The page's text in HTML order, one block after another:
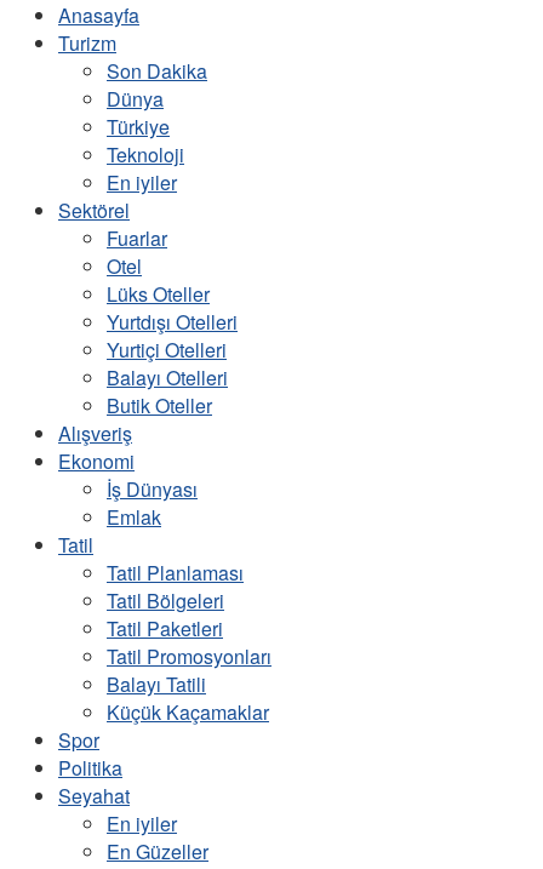
Anasayfa
Turizm
Son Dakika
Dünya
Türkiye
Teknoloji
En iyiler
Sektörel
Fuarlar
Otel
Lüks Oteller
Yurtdışı Otelleri
Yurtiçi Otelleri
Balayı Otelleri
Butik Oteller
Alışveriş
Ekonomi
İş Dünyası
Emlak
Tatil
Tatil Planlaması
Tatil Bölgeleri
Tatil Paketleri
Tatil Promosyonları
Balayı Tatili
Küçük Kaçamaklar
Spor
Politika
Seyahat
En iyiler
En Güzeller